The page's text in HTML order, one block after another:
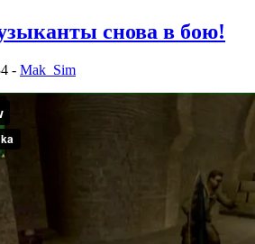
снова в бою!
- Mak_Sim